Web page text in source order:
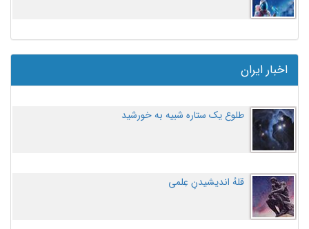
اخبار ایران
طلوع یک ستاره شبیه به خورشید
قلهُ اندیشیدنِ عِلمی